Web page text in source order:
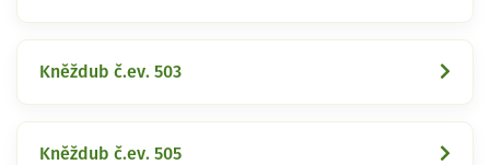
Kněždub č.ev. 503
Kněždub č.ev. 505